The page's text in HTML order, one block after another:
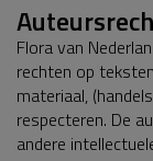
Flora van
rechten op
materiaal,
respecteren. De
andere